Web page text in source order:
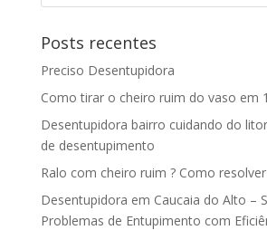
Posts recentes
Preciso Desentupidora
Como tirar o cheiro ruim do vaso em
Desentupidora bairro cuidando do
de desentupimento
Ralo com cheiro ruim ? Como resolver
Desentupidora em Caucaia do Alto –
Problemas de Entupimento com